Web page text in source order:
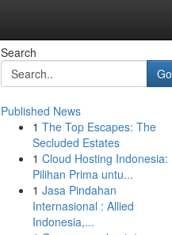
Search
Go
Published News
1 The Top Escapes: The
Secluded Estates
1 Cloud Hosting Indonesia:
Pilihan Prima untu...
1 Jasa Pindahan
Internasional : Allied
Indonesia,...